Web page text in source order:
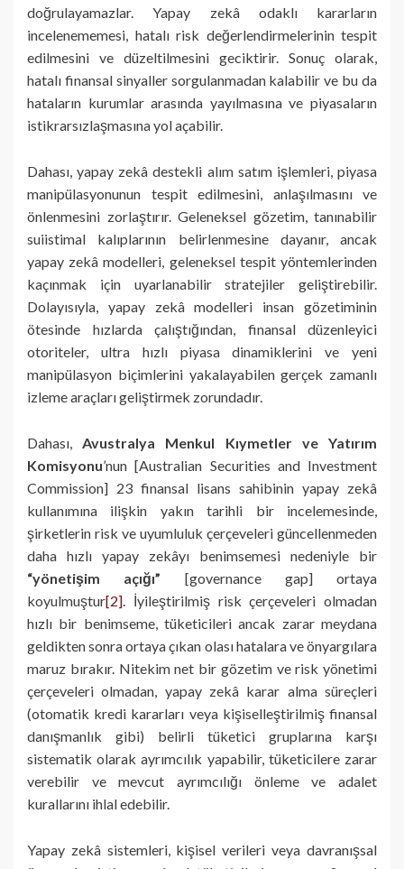
doğrulayamazlar. Yapay zekâ odaklı kararların
incelenememesi, hatalı risk değerlendirmelerinin tespit
edilmesini ve düzeltilmesini geciktirir. Sonuç olarak,
hatalı finansal sinyaller sorgulanmadan kalabilir ve bu da
hataların kurumlar arasında yayılmasına ve piyasaların
istikrarsızlaşmasına yol açabilir.
Dahası, yapay zekâ destekli alım satım işlemleri, piyasa
manipülasyonunun tespit edilmesini, anlaşılmasını ve
önlenmesini zorlaştırır. Geleneksel gözetim, tanınabilir
suiistimal kalıplarının belirlenmesine dayanır, ancak
yapay zekâ modelleri, geleneksel tespit yöntemlerinden
kaçınmak için uyarlanabilir stratejiler geliştirebilir.
Dolayısıyla, yapay zekâ modelleri insan gözetiminin
ötesinde hızlarda çalıştığından, finansal düzenleyici
otoriteler, ultra hızlı piyasa dinamiklerini ve yeni
manipülasyon biçimlerini yakalayabilen gerçek zamanlı
izleme araçları geliştirmek zorundadır.
Dahası,Avustralya Menkul Kıymetler ve Yatırım
Komisyonu’nun [Australian Securities and Investment
Commission] 23 finansal lisans sahibinin yapay zekâ
kullanımına ilişkin yakın tarihli bir incelemesinde,
şirketlerin risk ve uyumluluk çerçeveleri güncellenmeden
daha hızlı yapay zekâyı benimsemesi nedeniyle bir
“yönetişim açığı” [governance gap] ortaya
koyulmuştur[2]. İyileştirilmiş risk çerçeveleri olmadan
hızlı bir benimseme, tüketicileri ancak zarar meydana
geldikten sonra ortaya çıkan olası hatalara ve önyargılara
maruz bırakır. Nitekim net bir gözetim ve risk yönetimi
çerçeveleri olmadan, yapay zekâ karar alma süreçleri
(otomatik kredi kararları veya kişiselleştirilmiş finansal
danışmanlık gibi) belirli tüketici gruplarına karşı
sistematik olarak ayrımcılık yapabilir, tüketicilere zarar
verebilir ve mevcut ayrımcılığı önleme ve adalet
kurallarını ihlal edebilir.
Yapay zekâ sistemleri, kişisel verileri veya davranışsal